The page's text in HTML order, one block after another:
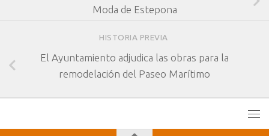
Moda de Estepona
HISTORIA PREVIA
El Ayuntamiento adjudica las obras para la
remodelación del Paseo Marítimo